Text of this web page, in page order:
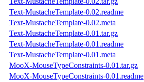
Text-MustacheTemplate-0.02.readme
Text-MustacheTemplate-0.02.meta
Text-MustacheTemplate-0.01.tar.gz
Text-MustacheTemplate-0.01.readme
Text-MustacheTemplate-0.01.meta
MooX-MouseTypeConstraints-0.01.tar.gz
MooX-MouseTypeConstraints-0.01.readme